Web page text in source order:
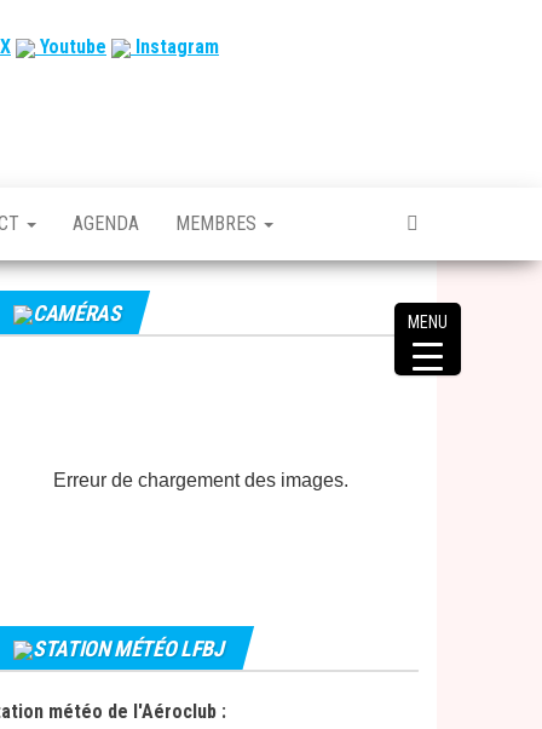
Youtube Instagram
AGENDA MEMBRES
CAMÉRAS
Erreur de chargement des images.
STATION MÉTÉO LFBJ
météo de l'Aéroclub :
MENU